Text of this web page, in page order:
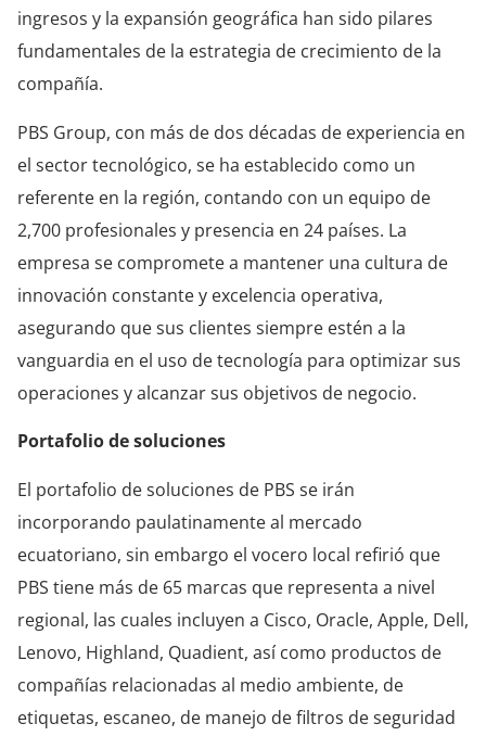
ingresos y la expansión geográfica han sido pilares
fundamentales de la estrategia de crecimiento de la
compañía.
PBS Group, con más de dos décadas de experiencia en
el sector tecnológico, se ha establecido como un
referente en la región, contando con un equipo de
2,700 profesionales y presencia en 24 países. La
empresa se compromete a mantener una cultura de
innovación constante y excelencia operativa,
asegurando que sus clientes siempre estén a la
vanguardia en el uso de tecnología para optimizar sus
operaciones y alcanzar sus objetivos de negocio.
Portafolio de soluciones
El portafolio de soluciones de PBS se irán
incorporando paulatinamente al mercado
ecuatoriano, sin embargo el vocero local refirió que
PBS tiene más de 65 marcas que representa a nivel
regional, las cuales incluyen a Cisco, Oracle, Apple, Dell,
Lenovo, Highland, Quadient, así como productos de
compañías relacionadas al medio ambiente, de
etiquetas, escaneo, de manejo de filtros de seguridad